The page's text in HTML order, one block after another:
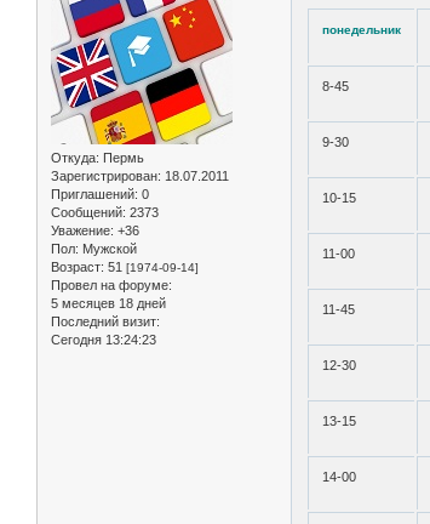
Откуда: Пермь
Зарегистрирован: 18.07.2011
Приглашений: 0
Сообщений: 2373
Уважение: +36
Пол: Мужской
Возраст: 51 [1974-09-14]
Провел на форуме:
5 месяцев 18 дней
Последний визит:
Сегодня 13:24:23
понедельник
8-45
9-30
10-15
11-00
11-45
12-30
13-15
14-00